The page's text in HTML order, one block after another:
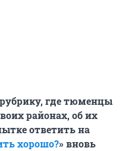
где тюменцы
районах, об их
ответить на
хорошо?» вновь